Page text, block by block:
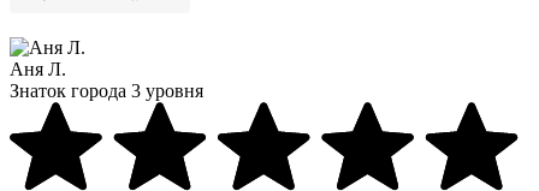
Аня Л.
Знаток города 3 уровня